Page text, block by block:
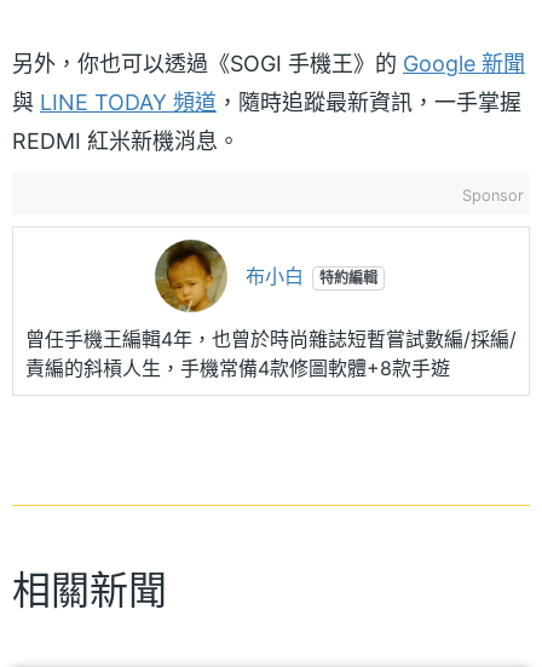
另外，你也可以透過《SOGI 手機王》的 Google 新聞
與 LINE TODAY 頻道 ，隨時追蹤最新資訊，一手掌握
REDMI 紅米新機消息。
Sponsor
布小白 特約編輯
曾任手機王編輯4年，也曾於時尚雜誌短暫嘗試數編/採編/
責編的斜槓人生，手機常備4款修圖軟體+8款手遊
相關新聞